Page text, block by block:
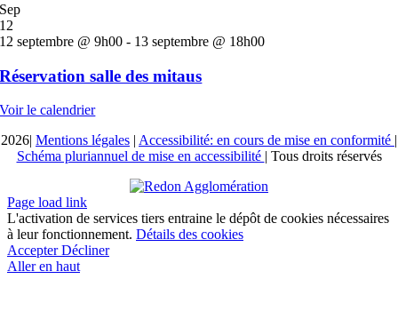
Sep
12
12 septembre @ 9h00 - 13 septembre @ 18h00
Réservation salle des mitaus
Voir le calendrier
2026| Mentions légales | Accessibilité: en cours de mise en conformité |
Schéma pluriannuel de mise en accessibilité | Tous droits réservés
Page load link
L'activation de services tiers entraine le dépôt de cookies nécessaires
à leur fonctionnement. Détails des cookies
AccepterDécliner
Aller en haut